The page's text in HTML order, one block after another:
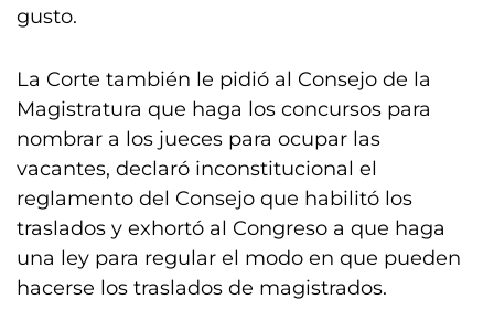
gusto.
La Corte también le pidió al Consejo de la
Magistratura que haga los concursos para
nombrar a los jueces para ocupar las
vacantes, declaró inconstitucional el
reglamento del Consejo que habilitó los
traslados y exhortó al Congreso a que haga
una ley para regular el modo en que pueden
hacerse los traslados de magistrados.